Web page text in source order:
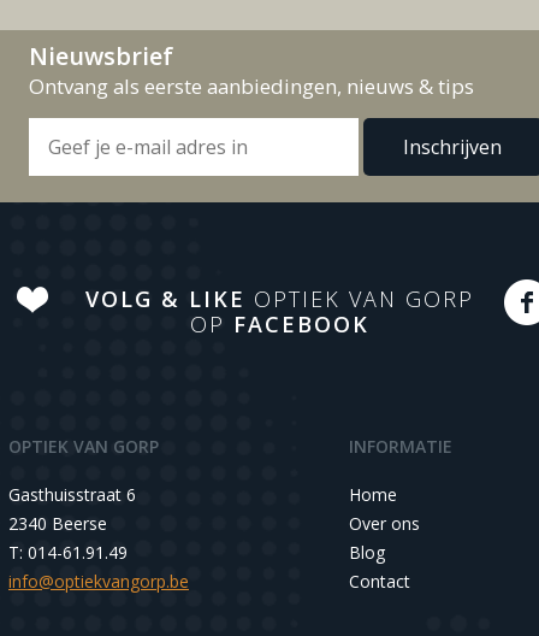
Nieuwsbrief
Ontvang als eerste aanbiedingen, nieuws & tips
VOLG & LIKE OPTIEK VAN GORP
OP FACEBOOK
OPTIEK VAN GORP
Gasthuisstraat 6
2340 Beerse
T: 014-61.91.49
info@optiekvangorp.be
INFORMATIE
Home
Over ons
Blog
Contact